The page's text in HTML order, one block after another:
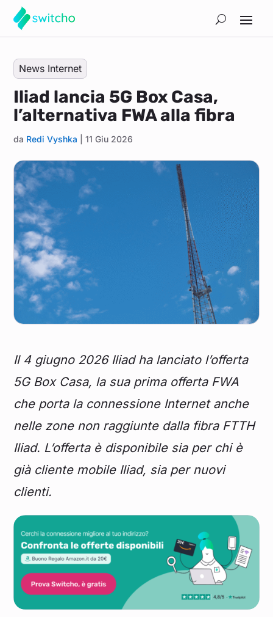
News Internet
Iliad lancia 5G Box Casa,
l’alternativa FWA alla fibra
da Redi Vyshka |11 Giu 2026
Il 4 giugno 2026 Iliad ha lanciato l’offerta
5G Box Casa, la sua prima offerta FWA
che porta la connessione Internet anche
nelle zone non raggiunte dalla fibra FTTH
Iliad. L’offerta è disponibile sia per chi è
già cliente mobile Iliad, sia per nuovi
clienti.